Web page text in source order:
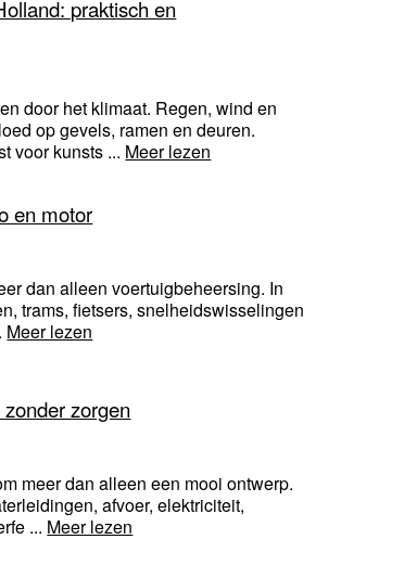
praktisch en
door het klimaat. Regen, wind en
op gevels, ramen en deuren.
voor kunsts ... Meer lezen
en motor
dan alleen voertuigbeheersing. In
trams, fietsers, snelheidswisselingen
Meer lezen
zorgen
meer dan alleen een mooi ontwerp.
afvoer, elektriciteit,
... Meer lezen